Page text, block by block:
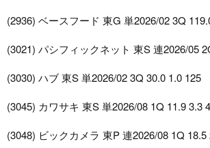
(2936) ベースフード 東G 単2026/02 3Q
(3021) パシフィックネット 東S 連2026/05
(3030) ハブ 東S 単2026/02 3Q 30.0 1.0 125
(3045) カワサキ 東S 単2026/08 1Q 11.9 3.3
(3048) ビックカメラ 東P 連2026/08 1Q 18.5